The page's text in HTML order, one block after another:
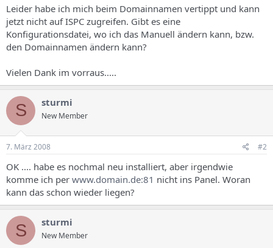
m
a
s
m
Leider habe ich mich beim Domainnamen vertippt und kann
jetzt nicht auf ISPC zugreifen. Gibt es eine
Konfigurationsdatei, wo ich das Manuell ändern kann, bzw.
den Domainnamen ändern kann?
Vielen Dank im vorraus.....
S sturmi
New Member
7. März 2008 #2
OK .... habe es nochmal neu installiert, aber irgendwie
komme ich per www.domain.de:81 nicht ins Panel. Woran
kann das schon wieder liegen?
S sturmi
New Member